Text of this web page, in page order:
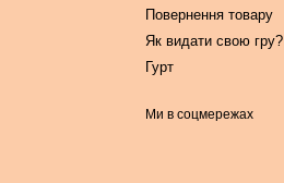
Повернення товару
Як видати свою гру?
Гурт
Ми в соцмережах